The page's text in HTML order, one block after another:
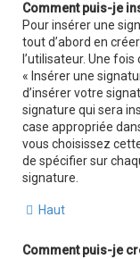
Comment puis-je
Pour insérer une
tout d’abord en
l’utilisateur. Une
« Insérer une
d’insérer votre
signature qui sera
case appropriée
vous choisissez
de spécifier sur
signature.
Haut
Comment puis-je